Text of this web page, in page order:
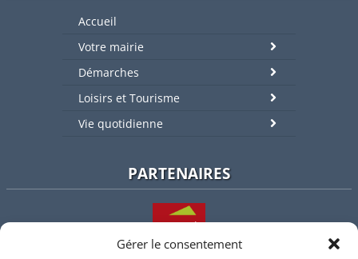
Gérer le consentement
Accueil
Votre mairie
Démarches
Loisirs et Tourisme
Vie quotidienne
PARTENAIRES